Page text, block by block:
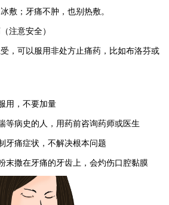
敷；牙痛不肿，也别热敷。
注意安全）
，可以服用非处方止痛药，比如布洛芬或
用，不要加量
等病史的人，用药前咨询药师或医生
牙痛症状，不解决根本问题
末撒在牙痛的牙齿上，会灼伤口腔黏膜